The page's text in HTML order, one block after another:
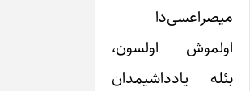
میصراعسی‌دا
اولموش اولسون،
بئله یادداشیمدان